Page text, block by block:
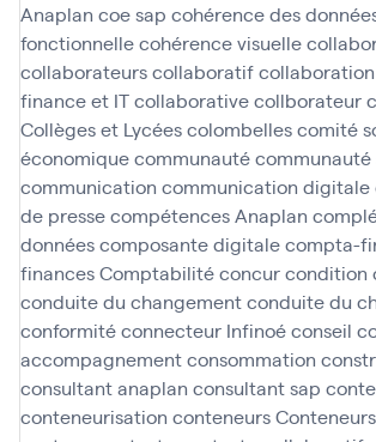
Anaplan coe sap cohérence des
fonctionnellecohérence visuelle
collaborateurscollaboratifcollaboration
finance et ITcollaborativecollborateur
Collèges et Lycéescolombellescomité
économiquecommunautécommunauté
communication communication digitale
de pressecompétences Anaplan
donnéescomposante digitalecompta-
financesComptabilitéconcurcondition
conduite du changementconduite du
conformitéconnecteur Infinoéconseil
accompagnementconsommation
consultant anaplan consultant sap
conteneurisation conteneurs